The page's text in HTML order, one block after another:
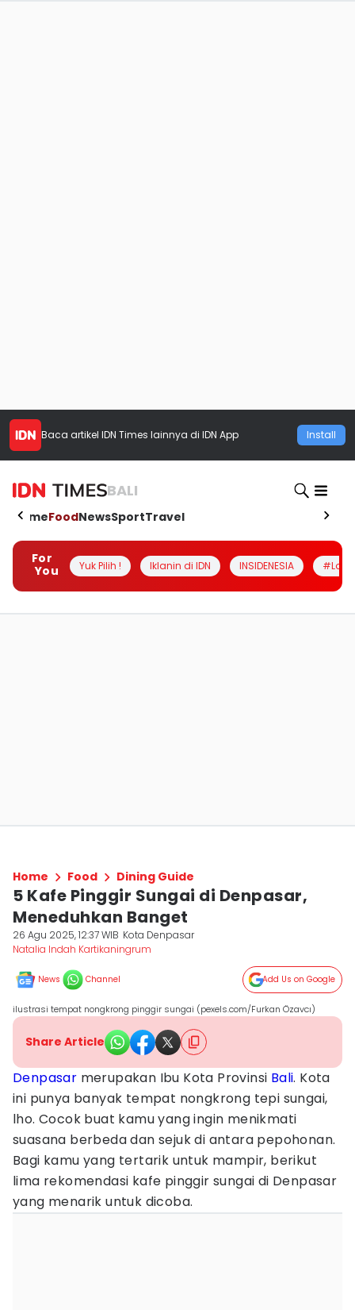
Baca artikel IDN Times lainnya di IDN App Install
BALI
HomeFoodNewsSportTravel
For
You
Yuk Pilih ! Iklanin di IDN INSIDENESIA
Home Food Dining Guide
5 Kafe Pinggir Sungai di Denpasar,
Meneduhkan Banget
26 Agu 2025, 12:37 WIB Kota Denpasar
Natalia Indah Kartikaningrum
News Channel Add Us on Google
ilustrasi tempat nongkrong pinggir sungai (pexels.com/Furkan Özavcı)
Share Article
Denpasar merupakan Ibu Kota Provinsi Bali. Kota
ini punya banyak tempat nongkrong tepi sungai,
lho. Cocok buat kamu yang ingin menikmati
suasana berbeda dan sejuk di antara pepohonan.
Bagi kamu yang tertarik untuk mampir, berikut
lima rekomendasi kafe pinggir sungai di Denpasar
yang menarik untuk dicoba.